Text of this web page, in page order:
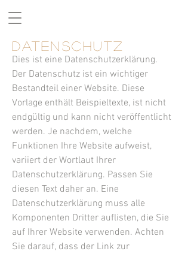
DATENSCHUTZ
Dies ist eine Datenschutzerklärung.
Der Datenschutz ist ein wichtiger
Bestandteil einer Website. Diese
Vorlage enthält Beispieltexte, ist nicht
endgültig und kann nicht veröffentlicht
werden. Je nachdem, welche
Funktionen Ihre Website aufweist,
variiert der Wortlaut Ihrer
Datenschutzerklärung. Passen Sie
diesen Text daher an. Eine
Datenschutzerklärung muss alle
Komponenten Dritter auflisten, die Sie
auf Ihrer Website verwenden. Achten
Sie darauf, dass der Link zur